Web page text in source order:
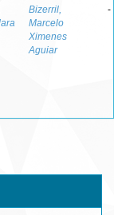
Bizerril,
Marcelo
Ximenes
Aguiar
-